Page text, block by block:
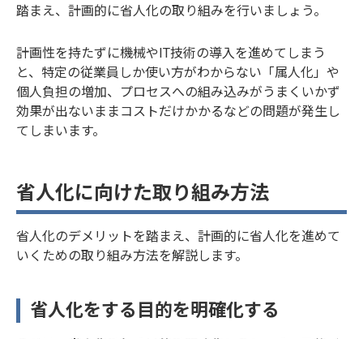
踏まえ、計画的に省人化の取り組みを行いましょう。
計画性を持たずに機械やIT技術の導入を進めてしまう
と、特定の従業員しか使い方がわからない「属人化」や
個人負担の増加、プロセスへの組み込みがうまくいかず
効果が出ないままコストだけかかるなどの問題が発生し
てしまいます。
省人化に向けた取り組み方法
省人化のデメリットを踏まえ、計画的に省人化を進めて
いくための取り組み方法を解説します。
省人化をする目的を明確化する